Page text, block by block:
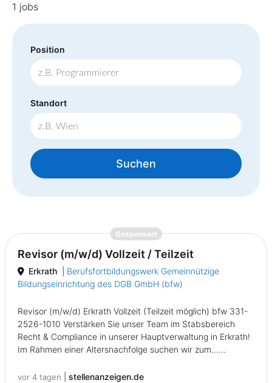
1 jobs
Position
Standort
Suchen
Gesponsert{prompt.job}
Revisor (m/w/d) Vollzeit / Teilzeit
Erkrath
Berufsfortbildungswerk Gemeinnützige
Bildungseinrichtung des DGB GmbH (bfw)
Revisor (m/w/d) Erkrath Vollzeit (Teilzeit möglich) bfw 331-
2526-1010 Verstärken Sie unser Team im Stabsbereich
Recht & Compliance in unserer Hauptverwaltung in Erkrath!
Im Rahmen einer Altersnachfolge suchen wir zum......
vor 4 tagen stellenanzeigen.de